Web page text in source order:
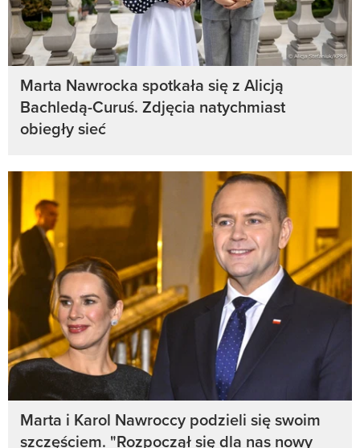
Marta Nawrocka spotkała się z Alicją
Bachledą-Curuś. Zdjęcia natychmiast
obiegły sieć
Marta i Karol Nawroccy podzieli się swoim
szczęściem. "Rozpoczął się dla nas nowy